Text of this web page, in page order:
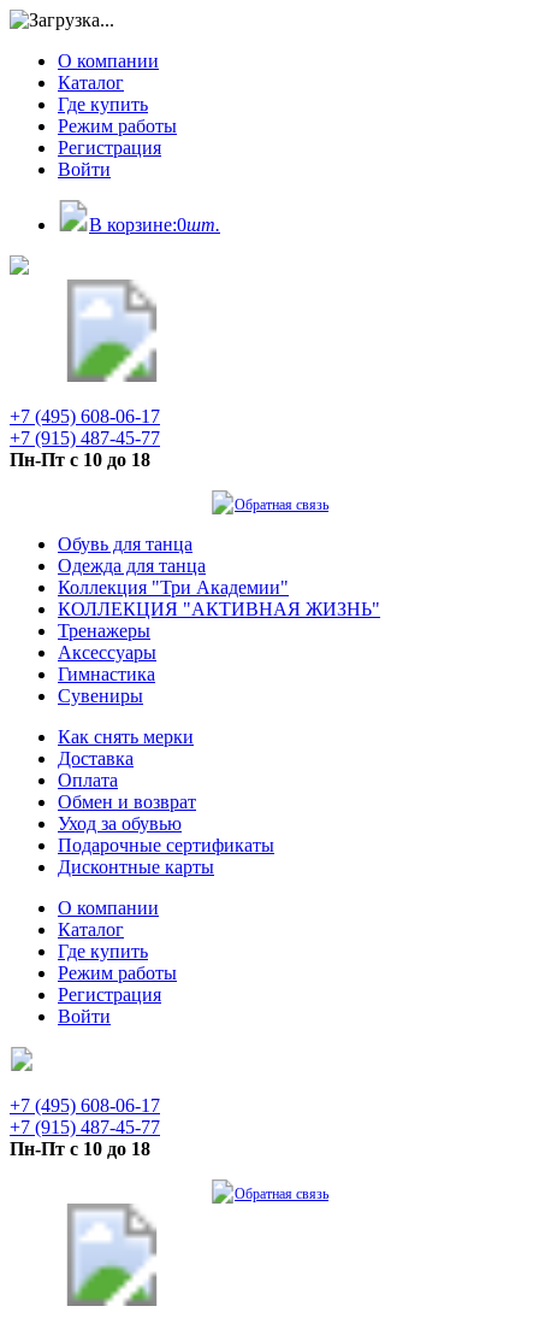
О компании
Каталог
Где купить
Режим работы
Регистрация
Войти
В корзине:0шт.
+7 (495) 608-06-17
+7 (915) 487-45-77
Пн-Пт с 10 до 18
Обратная связь
Обувь для танца
Одежда для танца
Коллекция "Три Академии"
КОЛЛЕКЦИЯ "АКТИВНАЯ ЖИЗНЬ"
Тренажеры
Аксессуары
Гимнастика
Сувениры
Как снять мерки
Доставка
Оплата
Обмен и возврат
Уход за обувью
Подарочные сертификаты
Дисконтные карты
О компании
Каталог
Где купить
Режим работы
Регистрация
Войти
+7 (495) 608-06-17
+7 (915) 487-45-77
Пн-Пт с 10 до 18
Обратная связь